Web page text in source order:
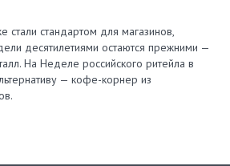
стандартом для магазинов,
десятилетиями остаются прежними —
На Неделе российского ритейла в
— кофе-корнер из